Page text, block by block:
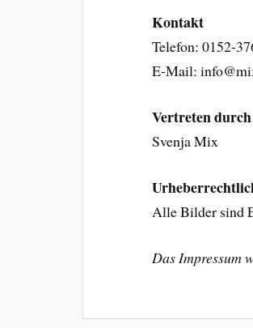
Kontakt
Telefon: 0152-
E-Mail:
Vertreten durch
Svenja Mix
Alle Bilder sind
Das Impressum